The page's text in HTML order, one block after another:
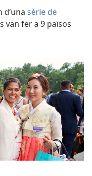
sèrie de
van fer a 9 països